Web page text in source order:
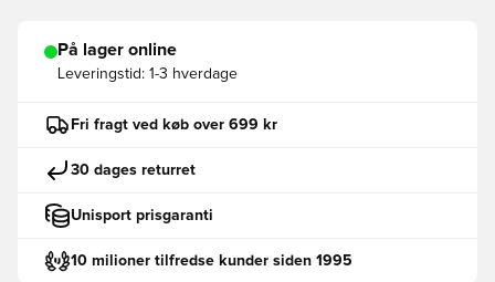
På lager online
Leveringstid: 1-3 hverdage
Fri fragt ved køb over 699 kr
30 dages returret
Unisport prisgaranti
10 milioner tilfredse kunder siden 1995